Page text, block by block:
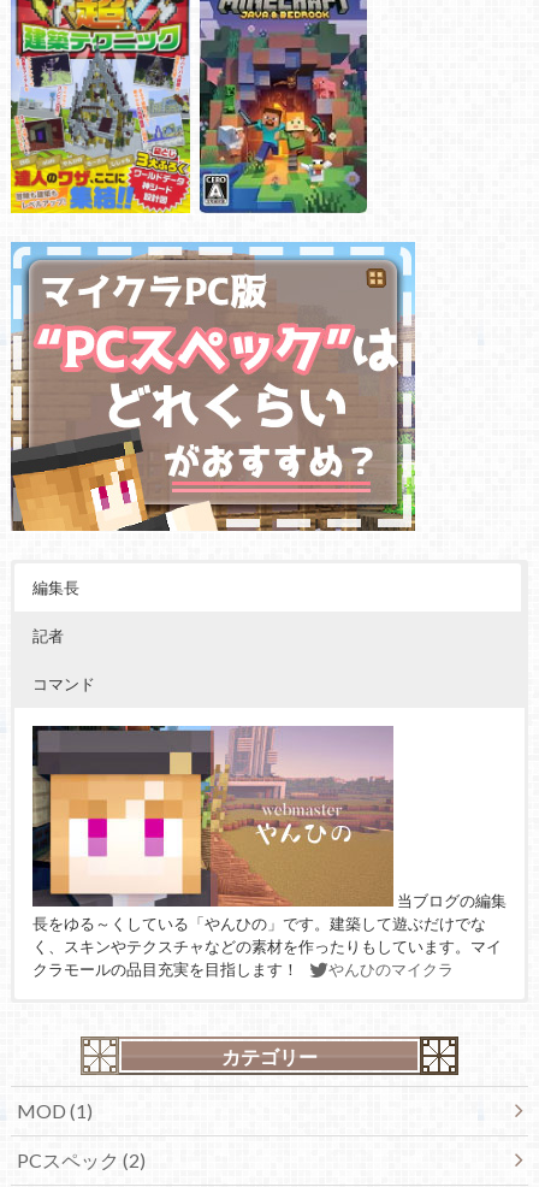
編集長
記者
コマンド
当ブログの編集
長をゆる～くしている「やんひの」です。建築して遊ぶだけでな
く、スキンやテクスチャなどの素材を作ったりもしています。マイ
クラモールの品目充実を目指します！
やんひのマイクラ
カテゴリー
MOD (1)
PCスペック (2)